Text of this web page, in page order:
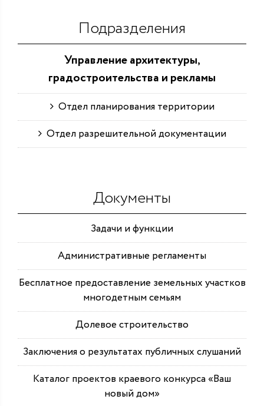
Подразделения
Управление архитектуры,
градостроительства и рекламы
Отдел планирования территории
Отдел разрешительной документации
Документы
Задачи и функции
Административные регламенты
Бесплатное предоставление земельных участков
многодетным семьям
Долевое строительство
Заключения о результатах публичных слушаний
Каталог проектов краевого конкурса «Ваш
новый дом»